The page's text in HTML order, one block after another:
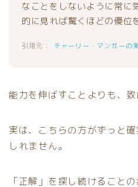
なことをしないように常に
的に見れば驚くほどの優位
チャーリー・マンガーの
能力を伸ばすことよりも、致
実は、こちらの方がずっと
しれません。
「正解」を探し続けること